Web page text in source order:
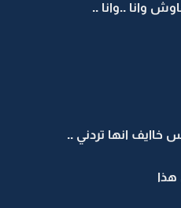
وانا ..وانا ..
خاايف انها تردني ..